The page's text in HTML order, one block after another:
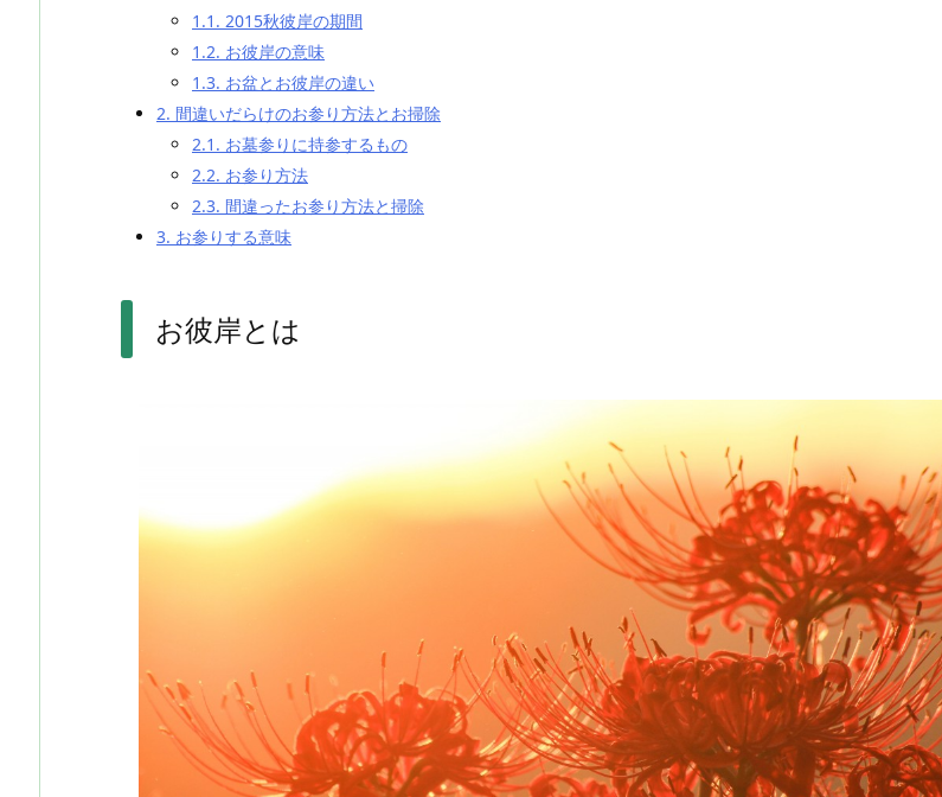
1.1. 2015秋彼岸の期間
1.2. お彼岸の意味
1.3. お盆とお彼岸の違い
2. 間違いだらけのお参り方法とお掃除
2.1. お墓参りに持参するもの
2.2. お参り方法
2.3. 間違ったお参り方法と掃除
3. お参りする意味
お彼岸とは